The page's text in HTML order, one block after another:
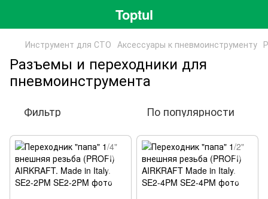
Toptul
Инструмент для СТО Аксессуары к пневмоинструменту
Разъемы и переходники для
пневмоинструмента
Фильтр По популярности